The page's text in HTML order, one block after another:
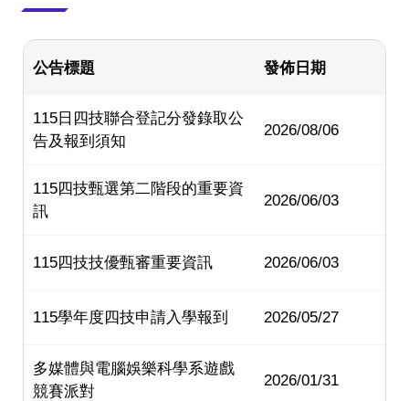
公告標題 發佈日期
115日四技聯合登記分發錄取公
告及報到須知
2026/08/06
115四技甄選第二階段的重要資
訊
2026/06/03
115四技技優甄審重要資訊 2026/06/03
115學年度四技申請入學報到 2026/05/27
多媒體與電腦娛樂科學系遊戲
競賽派對
2026/01/31